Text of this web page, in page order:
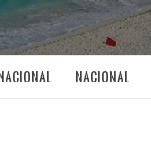
NACIONAL